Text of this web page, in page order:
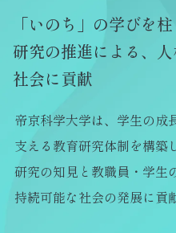
「いのち」の学びを柱
研究の推進による、人
社会に貢献
帝京科学大学は、学生の成
支える教育研究体制を構築し
研究の知見と教職員・学生
持続可能な社会の発展に貢